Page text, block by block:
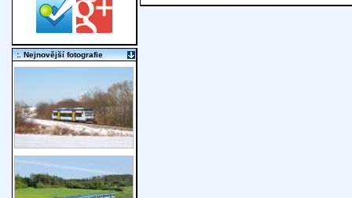
:. Nejnovější fotografie